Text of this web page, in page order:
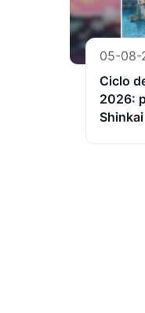
05-08-
Ciclo
2026:
Shinkai